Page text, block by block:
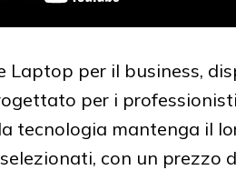
Laptop per il business,
per i
tecnologia mantenga il
con un prezzo